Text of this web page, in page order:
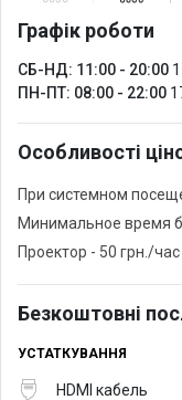
Графік роботи
СБ-НД: 11:00 - 20:00
ПН-ПТ: 08:00 - 22:00
Особливості
При системном
Минимальное время
Проектор - 50 грн./час
Безкоштовні
УСТАТКУВАННЯ
HDMI кабель